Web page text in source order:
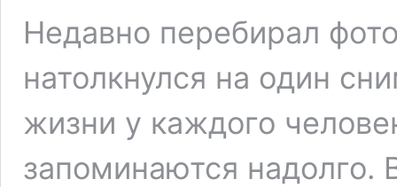
Недавно перебирал
натолкнулся на один
жизни у каждого
запоминаются надолго.